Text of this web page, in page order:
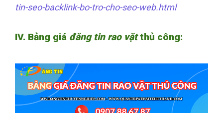
tin-seo-backlink-bo-tro-cho-seo-web.html
IV. Bảng giá đăng tin rao vặtthủ công: